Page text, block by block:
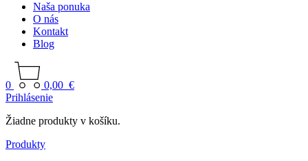
Naša ponuka
O nás
Kontakt
Blog
0 0,00 €
Prihlásenie
Žiadne produkty v košíku.
Produkty